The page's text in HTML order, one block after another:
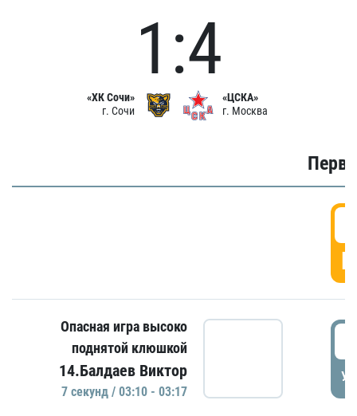
«ХК Сочи»
г. Сочи
1:4
«ЦСКА»
г. Москва
Опасная игра высоко
поднятой клюшкой
14.Балдаев Виктор
7 секунд / 03:10 - 03:17